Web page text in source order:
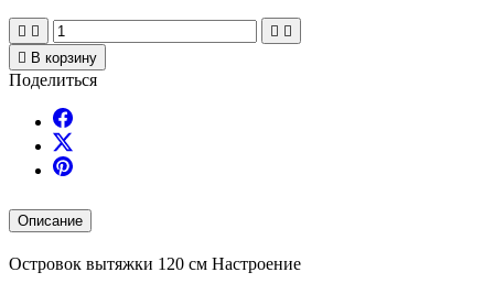
   
 В корзину
Поделиться
Описание
Островок вытяжки 120 см Настроение